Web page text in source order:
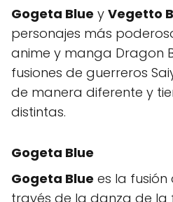
Gogeta Blue y Vegetto
personajes más
anime y manga Dragon
fusiones de guerreros
de manera diferente y
distintas.
Gogeta Blue
Gogeta Blue es la fusión
través de la danza de la